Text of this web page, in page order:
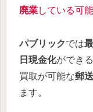
廃業している可
パブリックでは
日現金化ができる
買取が可能な郵
ます。